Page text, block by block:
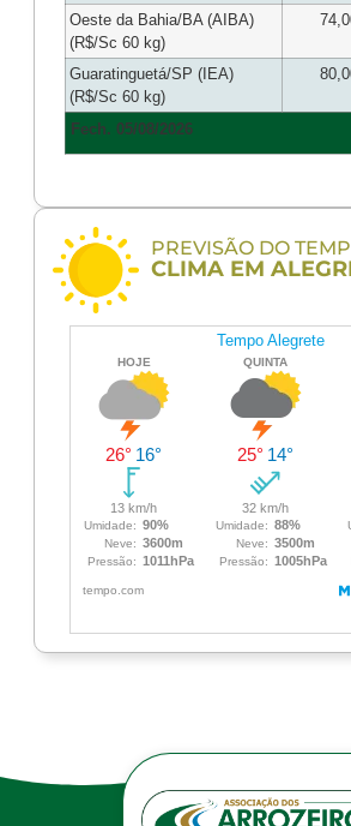
Oeste da Bahia/BA (AIBA)
(R$/Sc 60 kg)
Guaratinguetá/SP (IEA)
(R$/Sc 60 kg)
Fech. 05/08/2026
PREVISÃO DO
CLIMA EM